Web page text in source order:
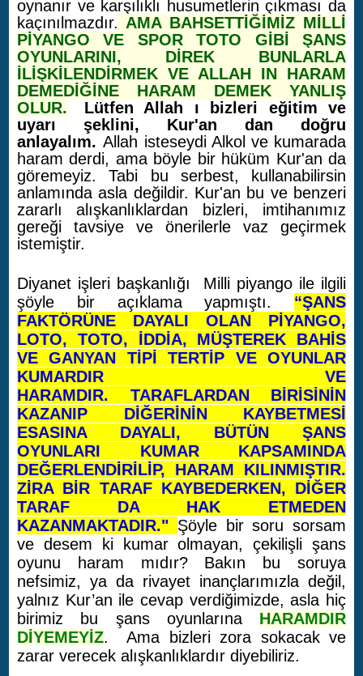
oynanır ve karşılıklı husumetlerin çıkması da
kaçınılmazdır. AMA BAHSETTİĞİMİZ MİLLİ
PİYANGO VE SPOR TOTO GİBİ ŞANS
OYUNLARINI, DİREK BUNLARLA
İLİŞKİLENDİRMEK VE ALLAH IN HARAM
DEMEDİĞİNE HARAM DEMEK YANLIŞ
OLUR.
Lütfen Allah ı bizleri eğitim ve
uyarı şeklini, Kur'an dan doğru
anlayalım. Allah isteseydi Alkol ve kumarada
haram derdi, ama böyle bir hüküm Kur'an da
göremeyiz. Tabi bu serbest, kullanabilirsin
anlamında asla değildir. Kur'an bu ve benzeri
zararlı alışkanlıklardan bizleri, imtihanımız
gereği tavsiye ve önerilerle vaz geçirmek
istemiştir.
Diyanet işleri başkanlığı Milli piyango ile ilgili
şöyle bir açıklama yapmıştı. “ŞANS
FAKTÖRÜNE DAYALI OLAN PİYANGO,
LOTO, TOTO, İDDİA, MÜŞTEREK BAHİS
VE GANYAN TİPİ TERTİP VE OYUNLAR
KUMARDIR VE
HARAMDIR. TARAFLARDAN BİRİSİNİN
KAZANIP DİĞERİNİN KAYBETMESİ
ESASINA DAYALI, BÜTÜN ŞANS
OYUNLARI KUMAR KAPSAMINDA
DEĞERLENDİRİLİP, HARAM KILINMIŞTIR.
ZİRA BİR TARAF KAYBEDERKEN, DİĞER
TARAF DA HAK ETMEDEN
KAZANMAKTADIR." Şöyle bir soru sorsam
ve desem ki kumar olmayan, çekilişli şans
oyunu haram mıdır? Bakın bu soruya
nefsimiz, ya da rivayet inançlarımızla değil,
yalnız Kur’an ile cevap verdiğimizde, asla hiç
birimiz bu şans oyunlarına HARAMDIR
DİYEMEYİZ. Ama bizleri zora sokacak ve
zarar verecek alışkanlıklardır diyebiliriz.